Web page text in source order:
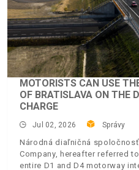
MOTORISTS CAN USE
OF BRATISLAVA ON THE
CHARGE
Jul 02, 2026 Správy
Národná diaľničná
Company, hereafter referred
entire D1 and D4 motorway